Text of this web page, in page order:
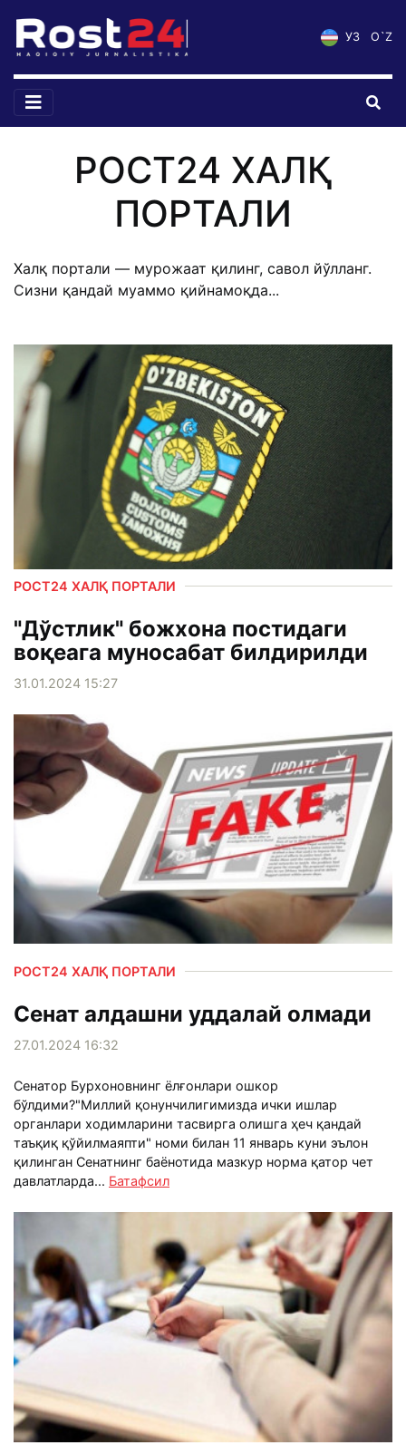
УЗ O`Z
РОСТ24 ХАЛҚ
ПОРТАЛИ
Халқ портали — мурожаат қилинг, савол йўлланг.
Сизни қандай муаммо қийнамоқда...
РОСТ24 ХАЛҚ ПОРТАЛИ
"Дўстлик" божхона постидаги
воқеага муносабат билдирилди
31.01.2024 15:27
РОСТ24 ХАЛҚ ПОРТАЛИ
Сенат алдашни уддалай олмади
27.01.2024 16:32
Сенатор Бурхоновнинг ёлғонлари ошкор
бўлдими?"Миллий қонунчилигимизда ички ишлар
органлари ходимларини тасвирга олишга ҳеч қандай
таъқиқ қўйилмаяпти" номи билан 11 январь куни эълон
қилинган Сенатнинг баёнотида мазкур норма қатор чет
давлатларда... Батафсил